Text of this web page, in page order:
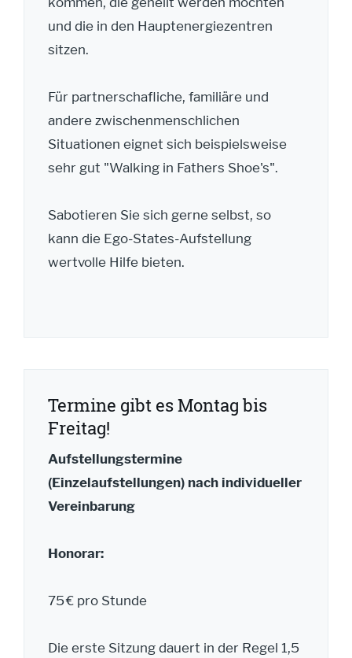
und die in den Hauptenergiezentren
sitzen.
Für partnerschafliche, familiäre und
andere zwischenmenschlichen
Situationen eignet sich beispielsweise
sehr gut "Walking in Fathers Shoe's".
Sabotieren Sie sich gerne selbst, so
kann die Ego-States-Aufstellung
wertvolle Hilfe bieten.
Termine gibt es Montag bis
Freitag!
Aufstellungstermine
(Einzelaufstellungen) nach individueller
Vereinbarung
Honorar:
75 € pro Stunde
Die erste Sitzung dauert in der Regel 1,5